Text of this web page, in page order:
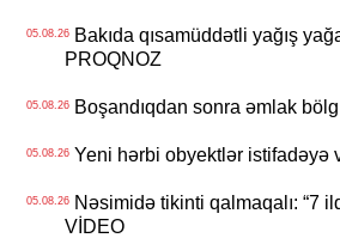
05.08.26Bakıda qısamüddətli yağış
PROQNOZ
05.08.26Boşandıqdan sonra əmlak
05.08.26Yeni hərbi obyektlər istifadəyə
05.08.26Nəsimidə tikinti qalmaqalı: “7
VİDEO